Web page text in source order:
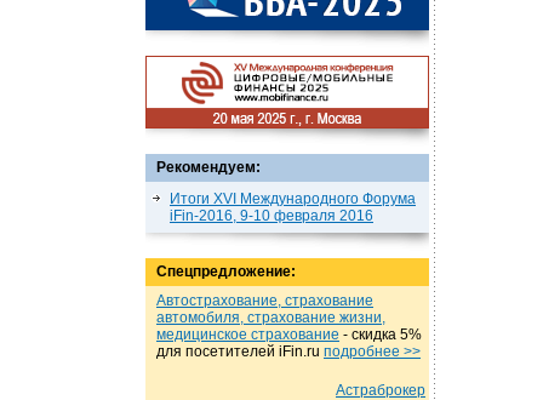
Рекомендуем:
Итоги XVI Международного Форума
iFin-2016, 9-10 февраля 2016
Спецпредложение:
Автострахование, страхование
автомобиля, страхование жизни,
медицинское страхование - cкидка 5%
для посетителей iFin.ru подробнеe >>
Астраброкер